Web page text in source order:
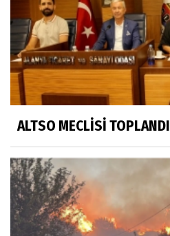
ALTSO MECLİSİ TOPLANDI